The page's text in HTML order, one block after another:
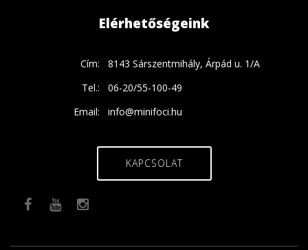
Elérhetőségeink
Cím:
8143 Sárszentmihály, Árpád u. 1/A
Tel.:
06-20/55-100-49
Email:
info@minifoci.hu
KAPCSOLAT